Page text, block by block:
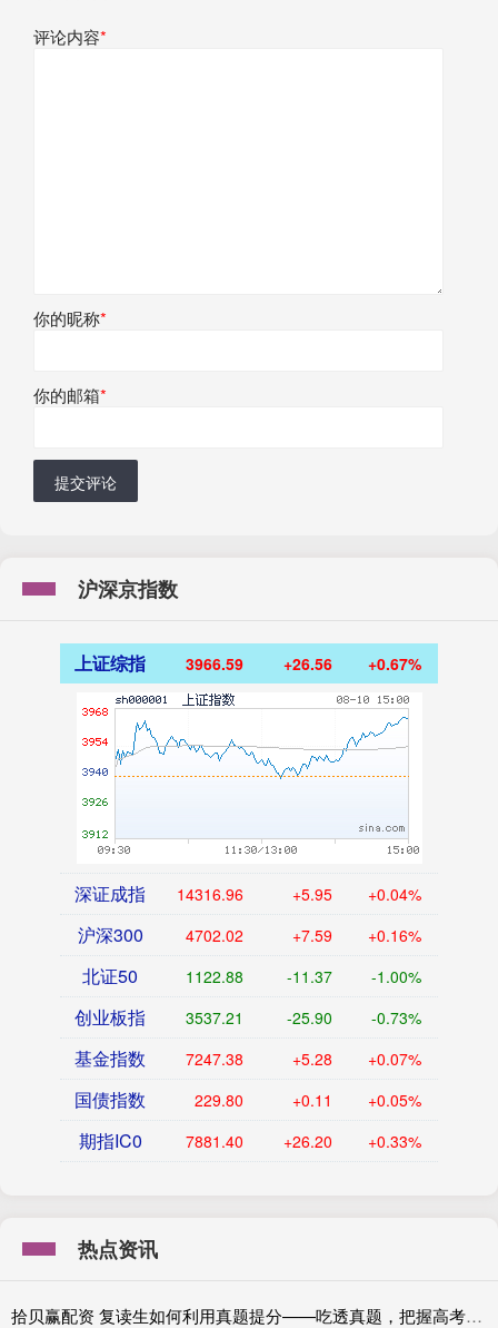
评论内容*
你的昵称*
你的邮箱*
提交评论
沪深京指数
上证综指 3966.59 +26.56 +0.67%
深证成指 14316.96 +5.95 +0.04%
沪深300 4702.02 +7.59 +0.16%
北证50 1122.88 -11.37 -1.00%
创业板指 3537.21 -25.90 -0.73%
基金指数 7247.38 +5.28 +0.07%
国债指数 229.80 +0.11 +0.05%
期指IC0 7881.40 +26.20 +0.33%
热点资讯
拾贝赢配资 复读生如何利用真题提分——吃透真题，把握高考规律